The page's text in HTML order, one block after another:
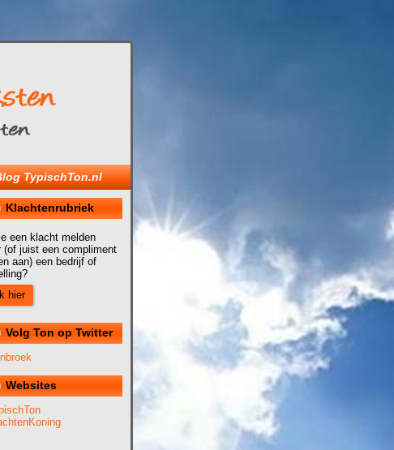
TypischTon.nl
Klachtenrubriek
een klacht melden
(of juist een compliment
aan) een bedrijf of
hier
Volg Ton op Twitter
Websites